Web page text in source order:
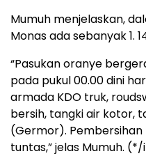
Mumuh menjelaskan,
Monas ada sebanyak 1.
“Pasukan oranye
pada pukul 00.00 dini
armada KDO truk,
bersih, tangki air kotor,
(Germor). Pembersihan
tuntas,” jelas Mumuh.